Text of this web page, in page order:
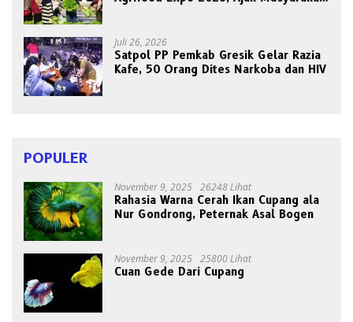
Juli 26, 2026
Satpol PP Pemkab Gresik Gelar Razia
Kafe, 50 Orang Dites Narkoba dan HIV
POPULER
November 9, 2025 26248 Lihat
Rahasia Warna Cerah Ikan Cupang ala
Nur Gondrong, Peternak Asal Bogen
November 9, 2025 25800 Lihat
Cuan Gede Dari Cupang